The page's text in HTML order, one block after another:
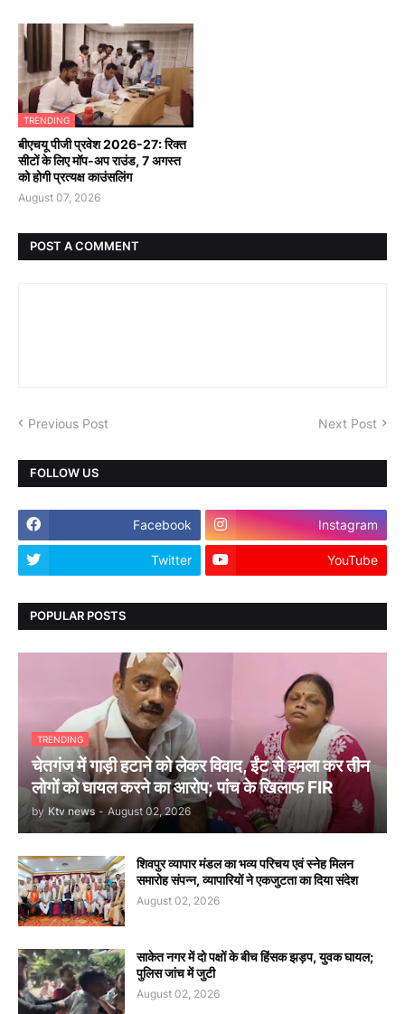
TRENDING
बीएचयू पीजी प्रवेश 2026-27: रिक्त
सीटों के लिए मॉप-अप राउंड, 7 अगस्त
को होगी प्रत्यक्ष काउंसलिंग
August 07, 2026
POST A COMMENT
Previous Post Next Post
FOLLOW US
Facebook Instagram
Twitter YouTube
POPULAR POSTS
TRENDING
चेतगंज में गाड़ी हटाने को लेकर विवाद, ईंट से हमला कर तीन
लोगों को घायल करने का आरोप; पांच के खिलाफ FIR
by Ktv news - August 02, 2026
शिवपुर व्यापार मंडल का भव्य परिचय एवं स्नेह मिलन
समारोह संपन्न, व्यापारियों ने एकजुटता का दिया संदेश
August 02, 2026
साकेत नगर में दो पक्षों के बीच हिंसक झड़प, युवक घायल;
पुलिस जांच में जुटी
August 02, 2026